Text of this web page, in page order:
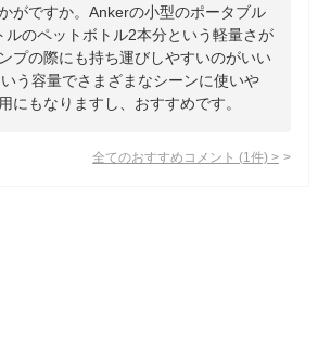
がですか。Ankerの小型のポータブル
ルのペットボトル2本分という軽量さが
プの際にも持ち運びしやすいのがいい
う容量でさまざまなシーンに使いや
にもなりますし、おすすめです。
全てのおすすめコメント (1 件) >